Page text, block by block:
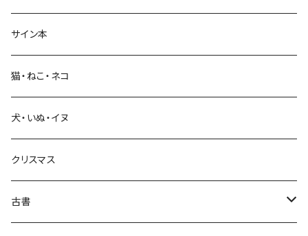
生活・暮らし
芸術・絵画・写真
絵本・児童書
サイン本
猫・ねこ・ネコ
犬・いぬ・イヌ
クリスマス
古書